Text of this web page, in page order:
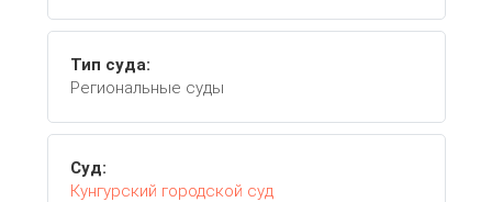
Тип суда:
Региональные суды
Суд:
Кунгурский городской суд